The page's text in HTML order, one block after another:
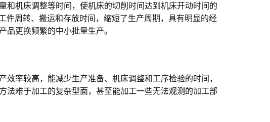
和机床调整等时间，使机床的切削时间达到机床开动时间的
周转、搬运和存放时间，缩短了生产周期，具有明显的经
更换频繁的中小批量生产。
率较高，能减少生产准备、机床调整和工序检验的时间，
法难于加工的复杂型面，甚至能加工一些无法观测的加工部